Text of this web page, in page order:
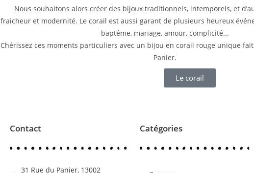
Nous souhaitons alors créer des bijoux traditionnels, intemporels, et
fraicheur et modernité. Le corail est aussi garant de plusieurs heureux
baptême, mariage, amour, complicité...
Chérissez ces moments particuliers avec un bijou en corail rouge unique
Panier.
Le corail
Contact
31 Rue du Panier, 13002
Catégories